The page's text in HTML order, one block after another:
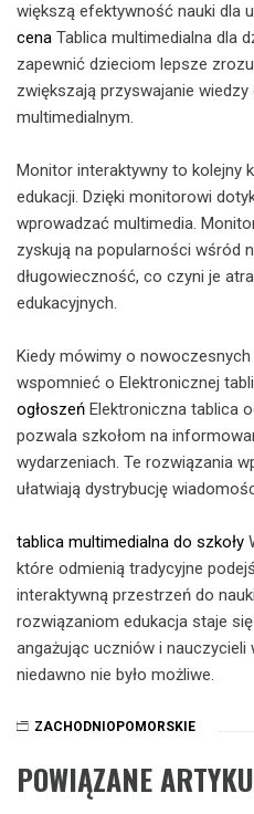
większą efektywność nauki dla
cena Tablica multimedialna dla
zapewnić dzieciom lepsze
zwiększają przyswajanie
multimedialnym.
Monitor interaktywny to kolejny
edukacji. Dzięki monitorowi
wprowadzać multimedia.
zyskują na popularności wśród
długowieczność, co czyni je
edukacyjnych.
Kiedy mówimy o
wspomnieć o Elektronicznej
ogłoszeń Elektroniczna tablica
pozwala szkołom na
wydarzeniach. Te rozwiązania
ułatwiają dystrybucję
tablica multimedialna do szkoły
które odmienią tradycyjne
interaktywną przestrzeń do
rozwiązaniom edukacja staje
angażując uczniów i
niedawno nie było możliwe.
ZACHODNIOPOMORSKIE
POWIĄZANE